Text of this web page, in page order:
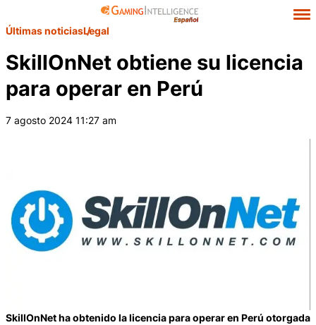
Últimas noticiasLegal
SkillOnNet obtiene su licencia
para operar en Perú
7 agosto 2024 11:27 am
SkillOnNet ha obtenido la licencia para operar en Perú otorgada